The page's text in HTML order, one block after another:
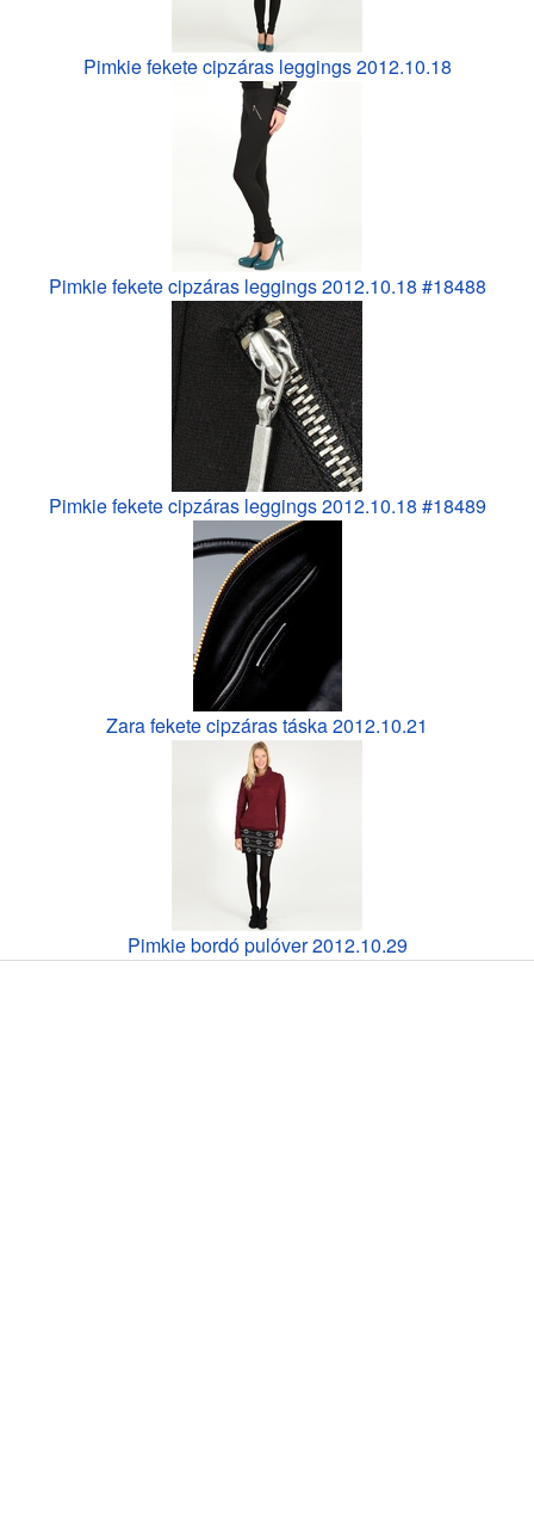
Pimkie fekete cipzáras leggings 2012.10.18
Pimkie fekete cipzáras leggings 2012.10.18 #18488
Pimkie fekete cipzáras leggings 2012.10.18 #18489
Zara fekete cipzáras táska 2012.10.21
Pimkie bordó pulóver 2012.10.29